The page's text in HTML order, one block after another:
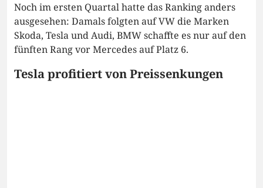
Noch im ersten Quartal hatte das Ranking anders
ausgesehen: Damals folgten auf VW die Marken
Skoda, Tesla und Audi, BMW schaffte es nur auf den
fünften Rang vor Mercedes auf Platz 6.
Tesla profitiert von Preissenkungen